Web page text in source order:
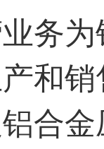
务
和
合